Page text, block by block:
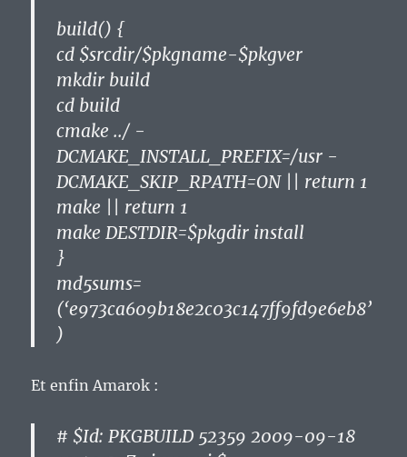
build() {
cd $srcdir/$pkgname-$pkgver
mkdir build
cd build
cmake ../ -
DCMAKE_INSTALL_PREFIX=/usr -
DCMAKE_SKIP_RPATH=ON || return 1
make || return 1
make DESTDIR=$pkgdir install
}
md5sums=
(‘e973ca609b18e2c03c147ff9fd9e6eb8’
)
Et enfin Amarok :
# $Id: PKGBUILD 52359 2009-09-18